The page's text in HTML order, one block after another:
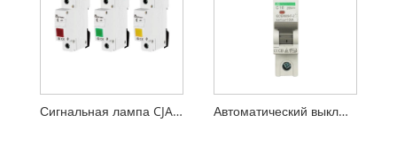
Сигнальная лампа CJA16 Автоматический выключатель серии DC Protection